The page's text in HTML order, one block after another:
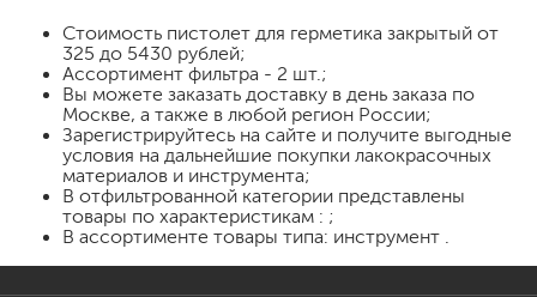
Стоимость пистолет для герметика закрытый от
325 до 5430 рублей;
Ассортимент фильтра - 2 шт.;
Вы можете заказать доставку в день заказа по
Москве, а также в любой регион России;
Зарегистрируйтесь на сайте и получите выгодные
условия на дальнейшие покупки лакокрасочных
материалов и инструмента;
В отфильтрованной категории представлены
товары по характеристикам : ;
В ассортименте товары типа: инструмент .